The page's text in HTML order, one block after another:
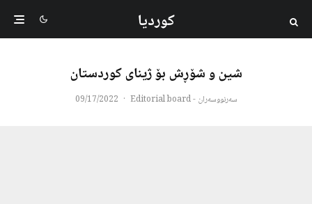
کوردیا
شین و شۆڕش بۆ ژینای کوردستان
سەرنووسەران - Editorial board ·
09/17/2022